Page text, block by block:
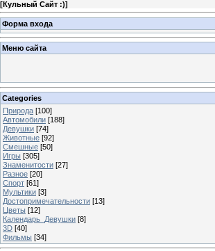
[Кульный Сайт :)]
Форма входа
Меню сайта
Categories
Природа [100]
Автомобили [188]
Девушки [74]
Животные [92]
Смешные [50]
Игры [305]
Знаменитости [27]
Разное [20]
Спорт [61]
Мультики [3]
Достопримечательности [13]
Цветы [12]
Календарь_Девушки [8]
3D [40]
Фильмы [34]